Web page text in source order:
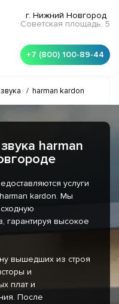
г. Нижний Новгород
Советская площадь, 5
+7 (800) 100-89-44
/ harman kardon
harman
услуги
kardon. Мы
гарантируя высокое
вышедших из строя
и
плат и
После